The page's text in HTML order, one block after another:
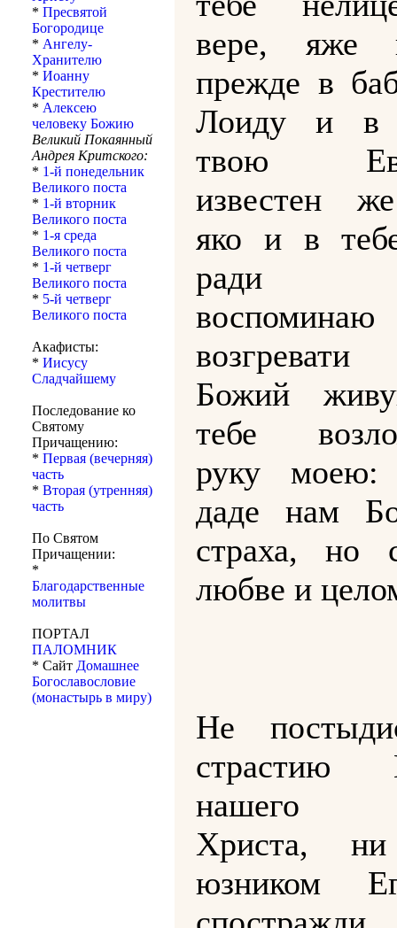
* Пресвятой
Богородице
* Ангелу-
Хранителю
* Иоанну
Крестителю
* Алексею
человеку Божию
Великий Покаянный
Андрея Критского:
* 1-й понедельник
Великого поста
* 1-й вторник
Великого поста
* 1-я среда
Великого поста
* 1-й четверг
Великого поста
* 5-й четверг
Великого поста
Акафисты:
* Иисусу
Сладчайшему
Последование ко
Святому
Причащению:
* Первая (вечерняя)
часть
* Вторая (утренняя)
часть
По Святом
Причащении:
*
Благодарственные
молитвы
ПОРТАЛ
ПАЛОМНИК
* Сайт Домашнее
Богославословие
(монастырь в миру)
вере, яже
прежде в
Лоиду и в
твою
известен
яко и в
ради
Божий
тебе
руку
даде нам
страха, но
любве и
Не
страстию
нашего
Христа,
юзником